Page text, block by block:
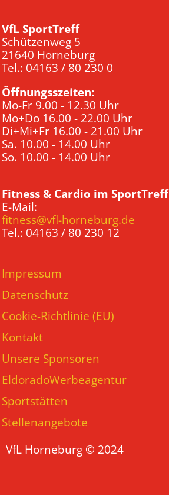
VfL SportTreff
Schützenweg 5
21640 Horneburg
Tel.: 04163 / 80 230 0
Öffnungsszeiten:
Mo-Fr 9.00 - 12.30 Uhr
Mo+Do 16.00 - 22.00 Uhr
Di+Mi+Fr 16.00 - 21.00 Uhr
Sa. 10.00 - 14.00 Uhr
So. 10.00 - 14.00 Uhr
Fitness & Cardio im SportTreff
E-Mail:
fitness@vfl-horneburg.de
Tel.: 04163 / 80 230 12
Impressum
Datenschutz
Cookie-Richtlinie (EU)
Kontakt
Unsere Sponsoren
EldoradoWerbeagentur
Sportstätten
Stellenangebote
VfL Horneburg © 2024